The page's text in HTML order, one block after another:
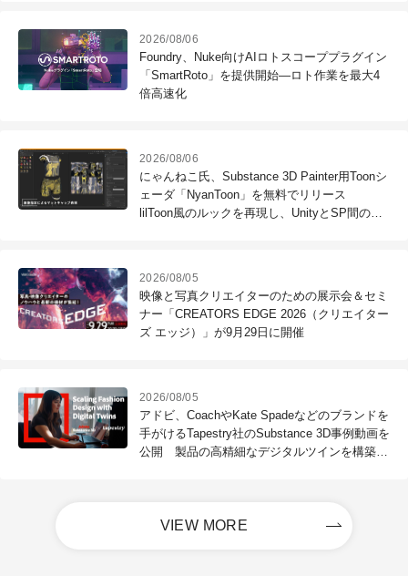
2026/08/06
Foundry、Nuke向けAIロトスコーププラグイン
「SmartRoto」を提供開始―ロト作業を最大4
倍高速化
2026/08/06
にゃんねこ氏、Substance 3D Painter用Toonシ
ェーダ「NyanToon」を無料でリリース
lilToon風のルックを再現し、UnityとSP間のル
2026/08/05
映像と写真クリエイターのための展示会＆セミ
ナー「CREATORS EDGE 2026（クリエイター
ズ エッジ）」が9月29日に開催
2026/08/05
アドビ、CoachやKate Spadeなどのブランドを
手がけるTapestry社のSubstance 3D事例動画を
公開 製品の高精細なデジタルツインを構築
VIEW MORE